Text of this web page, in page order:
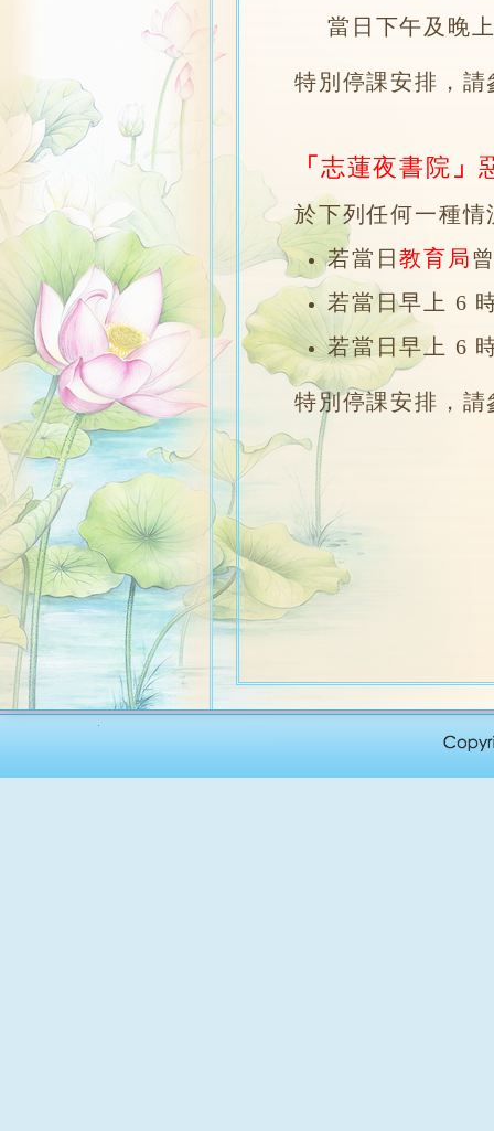
當日下午及晚
特別停課安排，
「 志蓮夜書院 」
於下列任何一種情
若當日教育局
若當日早上 6
若當日早上 6
特別停課安排，